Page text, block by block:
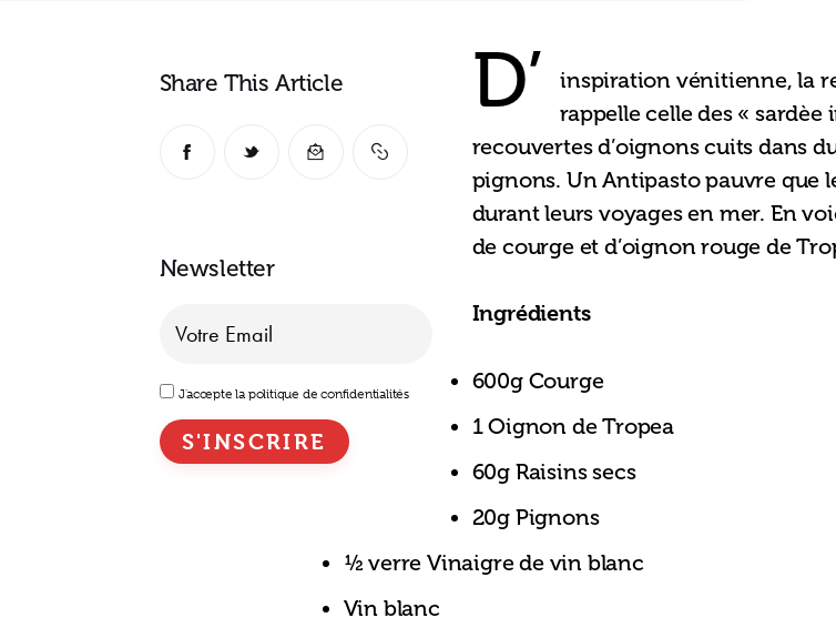
Share This Article
Newsletter
J'accepte la politique de confidentialités
D’
inspiration vénitienne, la
rappelle celle des «
recouvertes d’oignons cuits dans
pignons. Un Antipasto pauvre que
durant leurs voyages en mer. En
de courge et d’oignon rouge de
Ingrédients
600g Courge
1 Oignon de Tropea
60g Raisins secs
20g Pignons
½ verre Vinaigre de vin blanc
Vin blanc